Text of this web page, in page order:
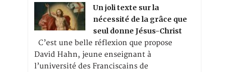
Un joli texte sur la
nécessité de la grâce que
seul donne Jésus-Christ
C’est une belle réflexion que propose
David Hahn, jeune enseignant à
l’université des Franciscains de